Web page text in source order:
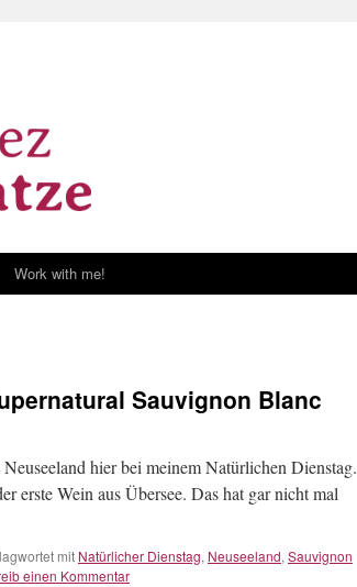
Work with me!
Sauvignon Blanc
hier bei meinem Natürlichen Dienstag.
erste Wein aus Übersee. Das hat gar nicht mal
mit Natürlicher Dienstag, Neuseeland, Sauvignon
einen Kommentar